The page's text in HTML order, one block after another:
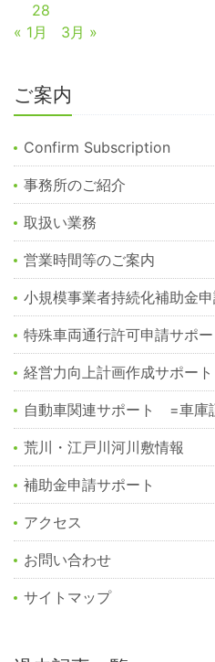
28
« 1月
3月 »
ご案内
Confirm Subscription
事務所のご紹介
取扱い業務
営業時間等のご案内
小規模事業者持続化補助金
特殊車両通行許可申請サポー
経営力向上計画作成サポート
自動車関連サポート =車庫
荒川・江戸川河川敷情報
補助金申請サポート
アクセス
お問い合わせ
サイトマップ